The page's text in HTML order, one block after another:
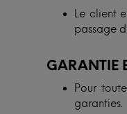
Le client
passage
GARANTIE
Pour
garanties.